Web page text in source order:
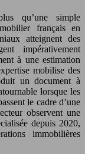
qu’une simple
français en
atteignent des
impérativement
à une estimation
mobilise des
un document à
lorsque les
le cadre d’une
observent une
depuis 2020,
immobilières